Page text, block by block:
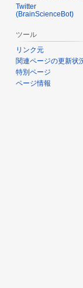
Twitter
(BrainScienceBot)
ツール
リンク元
関連ページの更新状
特別ページ
ページ情報